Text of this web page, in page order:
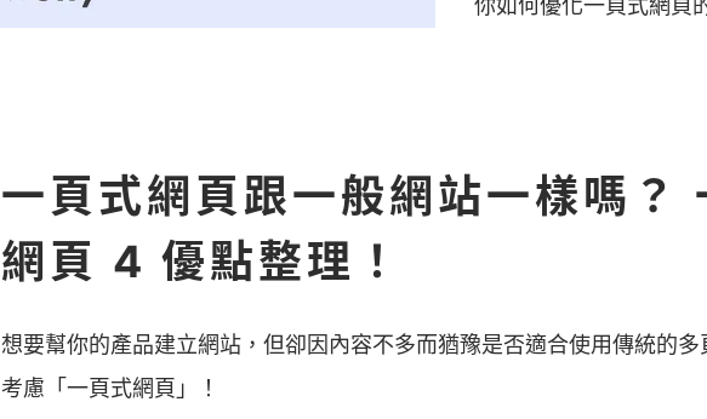
你如何優化一頁式網頁
一頁式網頁跟一般網站一樣嗎？
網頁 4 優點整理！
想要幫你的產品建立網站，但卻因內容不多而猶豫是否適合使用傳統的
考慮「一頁式網頁」！